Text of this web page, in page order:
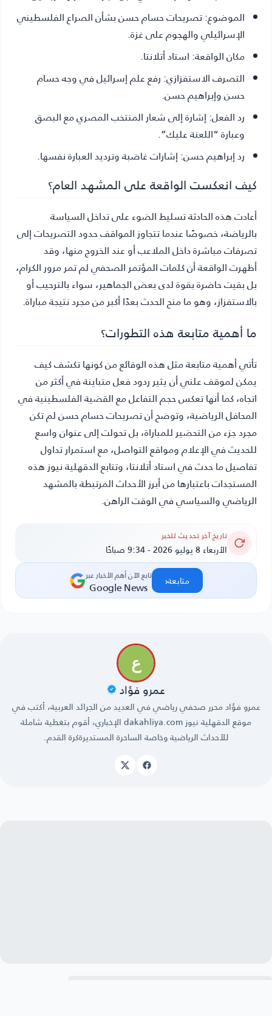
الموضوع:تصريحات حسام حسن بشأن الصراع الفلسطيني
الإسرائيلي والهجوم على غزة.
مكان الواقعة:استاد أتلانتا.
التصرف الاستفزازي:رفع علم إسرائيل في وجه حسام
حسن وإبراهيم حسن.
رد الفعل:إشارة إلى شعار المنتخب المصري مع البصق
وعبارة “اللعنة عليك”.
رد إبراهيم حسن:إشارات غاضبة وترديد العبارة نفسها.
كيف انعكست الواقعة على المشهد العام؟
أعادت هذه الحادثة تسليط الضوء على تداخل السياسة
بالرياضة، خصوصًا عندما تتجاوز المواقف حدود التصريحات إلى
تصرفات مباشرة داخل الملاعب أو عند الخروج منها، وقد
أظهرت الواقعة أن كلمات المؤتمر الصحفي لم تمر مرور الكرام،
بل بقيت حاضرة بقوة لدى بعض الجماهير، سواء بالترحيب أو
بالاستفزاز، وهو ما منح الحدث بعدًا أكبر من مجرد نتيجة مباراة.
ما أهمية متابعة هذه التطورات؟
تأتي أهمية متابعة مثل هذه الوقائع من كونها تكشف كيف
يمكن لموقف علني أن يثير ردود فعل متباينة في أكثر من
اتجاه، كما أنها تعكس حجم التفاعل مع القضية الفلسطينية في
المحافل الرياضية، وتوضح أن تصريحات حسام حسن لم تكن
مجرد جزء من التحضير للمباراة، بل تحولت إلى عنوان واسع
للحديث في الإعلام ومواقع التواصل، مع استمرار تداول
تفاصيل ما حدث في استاد أتلانتا، وتتابعالدقهلية نيوزهذه
المستجدات باعتبارها من أبرز الأحداث المرتبطة بالمشهد
الرياضي والسياسي في الوقت الراهن.
تاريخ آخر تحديث للخبر
الأربعاء 8 يوليو 2026 - 9:34 صباحًا
تابع الآن أهم الأخبار عبر
Google News متابعة‹
عمرو فؤاد
عمرو فؤاد ‏محرر صحفي رياضي في العديد من الجرائد العربية، أكتب في
موقع الدقهلية نيوز dakahliya.com الإخباري، أقوم بتغطية شاملة
للأحداث الرياضية وخاصة الساحرة المستديرةكرة القدم.